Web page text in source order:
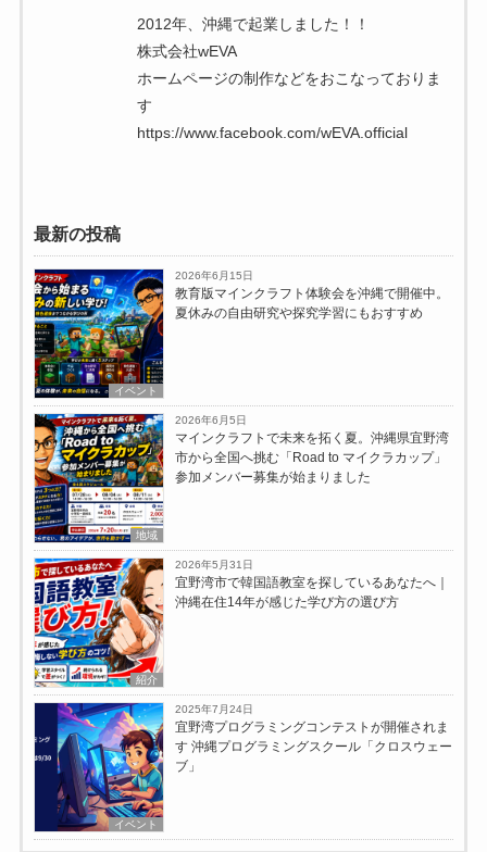
2012年、沖縄で起業しました！！
株式会社wEVA
ホームページの制作などをおこなっておりま
す
https://www.facebook.com/wEVA.official
最新の投稿
イベント
2026年6月15日
教育版マインクラフト体験会を沖縄で開催中。
夏休みの自由研究や探究学習にもおすすめ
地域
2026年6月5日
マインクラフトで未来を拓く夏。沖縄県宜野湾
市から全国へ挑む「Road to マイクラカップ」
参加メンバー募集が始まりました
紹介
2026年5月31日
宜野湾市で韓国語教室を探しているあなたへ｜
沖縄在住14年が感じた学び方の選び方
イベント
2025年7月24日
宜野湾プログラミングコンテストが開催されま
す 沖縄プログラミングスクール「クロスウェー
ブ」